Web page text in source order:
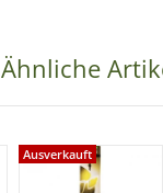
Ähnliche
Ausverkauft